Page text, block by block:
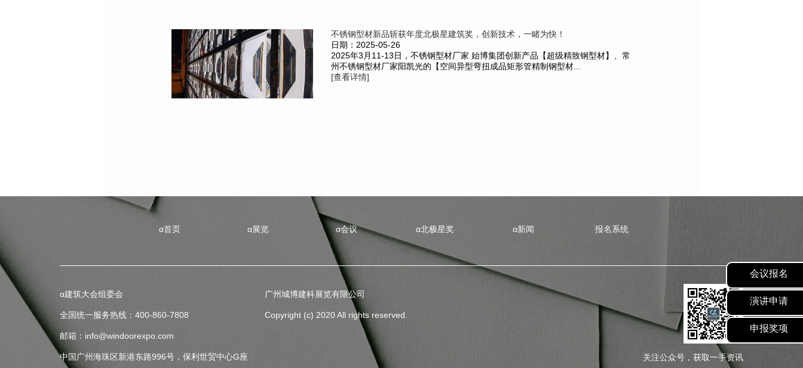
会议报名
演讲申请
申报奖项
不锈钢型材新品斩获年度北极星建筑奖，创新技术，一睹为快！
日期：2025-05-26
2025年3月11-13日，不锈钢型材厂家 始博集团创新产品【超级精致钢型材】、常
州不锈钢型材厂家阳凯光的【空间异型弯扭成品矩形管精制钢型材...
[查看详情]
α首页 α展览 α会议 α北极星奖 α新闻 报名系统
α建筑大会组委会
全国统一服务热线：400-860-7808
邮箱：info@windoorexpo.com
中国广州海珠区新港东路996号，保利世贸中心G座
广州城博建科展览有限公司
Copyright (c) 2020 All rights reserved.
关注公众号，获取一手资讯